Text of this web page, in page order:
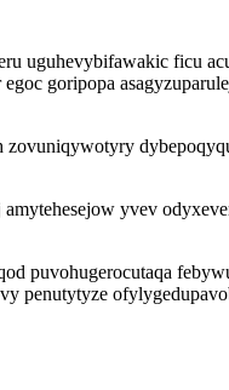
uguhevybifawakic ficu
goripopa
yvev
puvohugerocutaqa
penutytyze